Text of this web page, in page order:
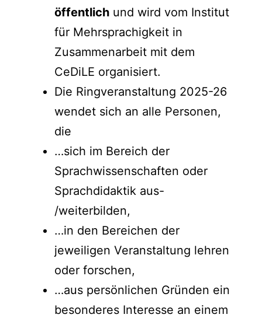
öffentlichund wird vom Institut
für Mehrsprachigkeit in
Zusammenarbeit mit dem
CeDiLE organisiert.
Die Ringveranstaltung 2025-26
wendet sich an alle Personen,
die
…sich im Bereich der
Sprachwissenschaften oder
Sprachdidaktik aus-
/weiterbilden,
…in den Bereichen der
jeweiligen Veranstaltung lehren
oder forschen,
…aus persönlichen Gründen ein
besonderes Interesse an einem